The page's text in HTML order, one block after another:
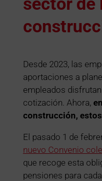
Desde 2023, las
aportaciones a
empleados
cotización. Ahora,
construcción,
El pasado 1 de
nuevo Convenio
que recoge esta
pensiones para